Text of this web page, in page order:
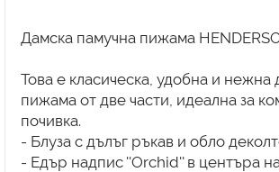
Дамска памучна пижама
Това е класическа, удобна и нежна
пижама от две части, идеална за
почивка.
- Блуза с дълъг ръкав и обло
- Едър надпис ''Orchid'' в центъра на